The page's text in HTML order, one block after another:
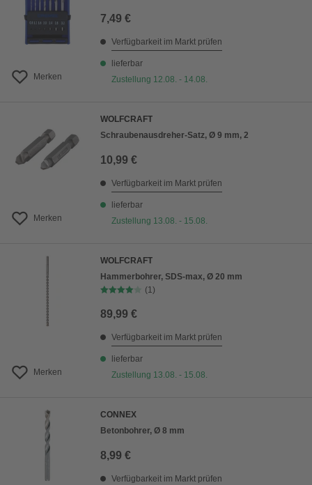
Merken
7,49 €
Verfügbarkeit im Markt prüfen
lieferbar
Zustellung 12.08. - 14.08.
Merken
WOLFCRAFT
Schraubenausdreher-Satz, Ø 9 mm, 2
10,99 €
Verfügbarkeit im Markt prüfen
lieferbar
Zustellung 13.08. - 15.08.
Merken
WOLFCRAFT
Hammerbohrer, SDS-max, Ø 20 mm
(1)
89,99 €
Verfügbarkeit im Markt prüfen
lieferbar
Zustellung 13.08. - 15.08.
CONNEX
Betonbohrer, Ø 8 mm
8,99 €
Verfügbarkeit im Markt prüfen